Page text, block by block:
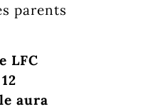
parents
LFC
aura